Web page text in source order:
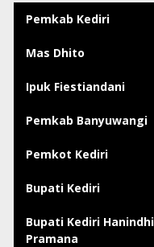
Pemkab Kediri
Mas Dhito
Ipuk Fiestiandani
Pemkab Banyuwangi
Pemkot Kediri
Bupati Kediri
Bupati Kediri
Pramana